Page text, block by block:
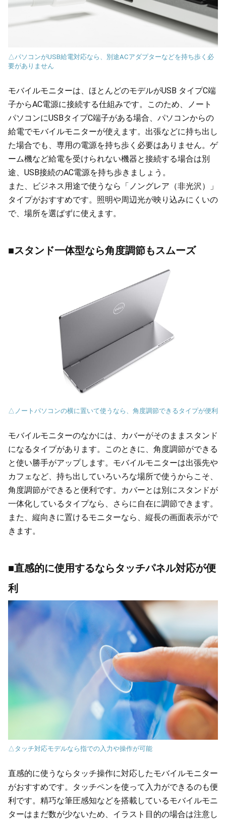
△パソコンがUSB給電対応なら、別途ACアダプターなどを持ち歩く必
要がありません
モバイルモニターは、ほとんどのモデルがUSB タイプC端
子からAC電源に接続する仕組みです。このため、ノート
パソコンにUSBタイプC端子がある場合、パソコンからの
給電でモバイルモニターが使えます。出張などに持ち出し
た場合でも、専用の電源を持ち歩く必要はありません。ゲ
ーム機など給電を受けられない機器と接続する場合は別
途、USB接続のAC電源を持ち歩きましょう。
また、ビジネス用途で使うなら「ノングレア（非光沢）」
タイプがおすすめです。照明や周辺光が映り込みにくいの
で、場所を選ばずに使えます。
■スタンド一体型なら角度調節もスムーズ
△ノートパソコンの横に置いて使うなら、角度調節できるタイプが便利
モバイルモニターのなかには、カバーがそのままスタンド
になるタイプがあります。このときに、角度調節ができる
と使い勝手がアップします。モバイルモニターは出張先や
カフェなど、持ち出していろいろな場所で使うからこそ、
角度調節ができると便利です。カバーとは別にスタンドが
一体化しているタイプなら、さらに自在に調節できます。
また、縦向きに置けるモニターなら、縦長の画面表示がで
きます。
■直感的に使用するならタッチパネル対応が便
利
△タッチ対応モデルなら指での入力や操作が可能
直感的に使うならタッチ操作に対応したモバイルモニター
がおすすめです。タッチペンを使って入力ができるのも便
利です。精巧な筆圧感知などを搭載しているモバイルモニ
ターはまだ数が少ないため、イラスト目的の場合は注意し